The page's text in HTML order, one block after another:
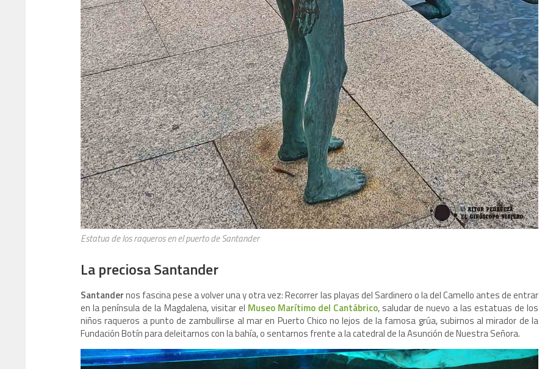
Estatua de los raqueros en el puerto de Santander
La preciosa Santander
Santandernos fascina pese a volver una y otra vez: Recorrer las playas del Sardinero o la del Camello antes de entrar
en la península de la Magdalena, visitar el Museo Marítimo del Cantábrico, saludar de nuevo a las estatuas de los
niños raqueros a punto de zambullirse al mar en Puerto Chico no lejos de la famosa grúa, subirnos al mirador de la
Fundación Botín para deleitarnos con la bahía, o sentarnos frente a la catedral de la Asunción de Nuestra Señora.